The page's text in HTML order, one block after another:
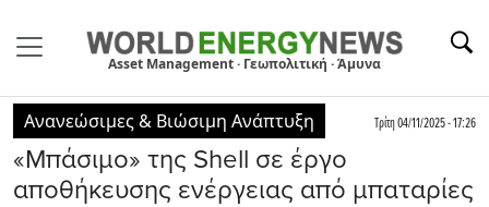
Asset Management · Γεωπολιτική · Άμυνα
Ανανεώσιμες & Βιώσιμη Ανάπτυξη Τρίτη 04/11/2025 - 17:26
«Μπάσιμο» της Shell σε έργο
αποθήκευσης ενέργειας από μπαταρίες